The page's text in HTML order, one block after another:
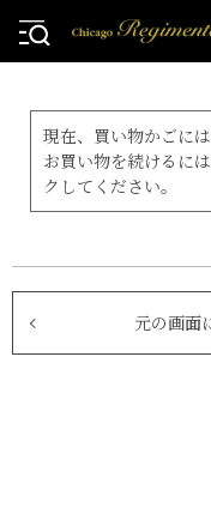
現在、買い物かごに
お買い物を続けるに
クしてください。
元の画面